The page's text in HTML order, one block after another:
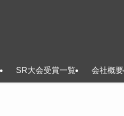
SR大会受賞一覧 会社概要